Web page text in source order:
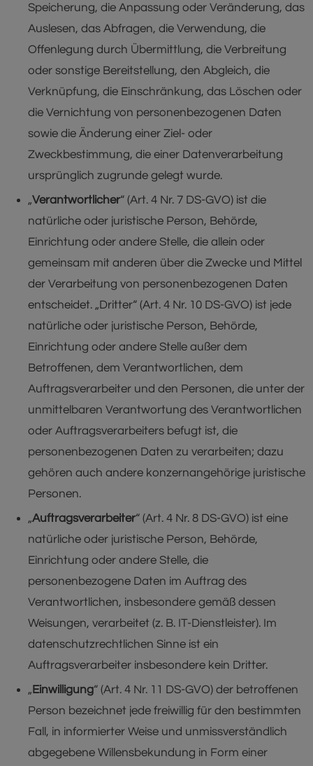
Speicherung, die Anpassung oder Veränderung, das
Auslesen, das Abfragen, die Verwendung, die
Offenlegung durch Übermittlung, die Verbreitung
oder sonstige Bereitstellung, den Abgleich, die
Verknüpfung, die Einschränkung, das Löschen oder
die Vernichtung von personenbezogenen Daten
sowie die Änderung einer Ziel- oder
Zweckbestimmung, die einer Datenverarbeitung
ursprünglich zugrunde gelegt wurde.
„Verantwortlicher“ (Art. 4 Nr. 7 DS-GVO) ist die
natürliche oder juristische Person, Behörde,
Einrichtung oder andere Stelle, die allein oder
gemeinsam mit anderen über die Zwecke und Mittel
der Verarbeitung von personenbezogenen Daten
entscheidet. „Dritter“ (Art. 4 Nr. 10 DS-GVO) ist jede
natürliche oder juristische Person, Behörde,
Einrichtung oder andere Stelle außer dem
Betroffenen, dem Verantwortlichen, dem
Auftragsverarbeiter und den Personen, die unter der
unmittelbaren Verantwortung des Verantwortlichen
oder Auftragsverarbeiters befugt ist, die
personenbezogenen Daten zu verarbeiten; dazu
gehören auch andere konzernangehörige juristische
Personen.
„Auftragsverarbeiter“ (Art. 4 Nr. 8 DS-GVO) ist eine
natürliche oder juristische Person, Behörde,
Einrichtung oder andere Stelle, die
personenbezogene Daten im Auftrag des
Verantwortlichen, insbesondere gemäß dessen
Weisungen, verarbeitet (z. B. IT-Dienstleister). Im
datenschutzrechtlichen Sinne ist ein
Auftragsverarbeiter insbesondere kein Dritter.
„ Einwilligung“ (Art. 4 Nr. 11 DS-GVO) der betroffenen
Person bezeichnet jede freiwillig für den bestimmten
Fall, in informierter Weise und unmissverständlich
abgegebene Willensbekundung in Form einer